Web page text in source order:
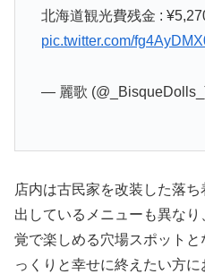
北海道観光費残金 :
pic.twitter.com/
— 麗歌
店内は古民家を改装した落
出しているメニューも異な
覚で楽しめる穴場スポット
っくりと幸せに終えたい方に